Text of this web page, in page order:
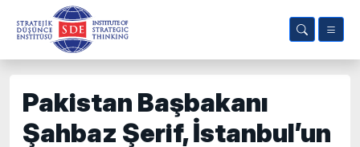
Pakistan Başbakanı
Şahbaz Şerif, İstanbul’un